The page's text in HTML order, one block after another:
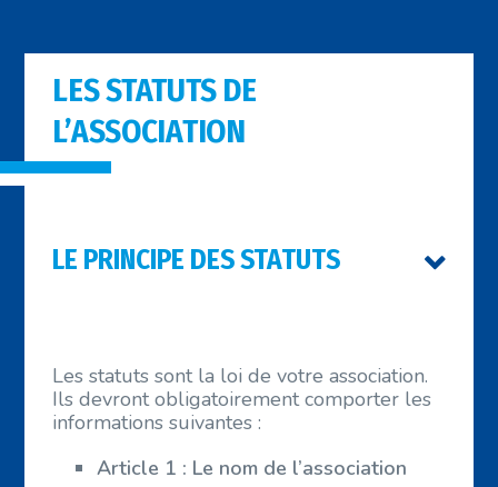
LES STATUTS DE
L’ASSOCIATION
LE PRINCIPE DES STATUTS
Les statuts sont la loi de votre association.
Ils devront obligatoirement comporter les
informations suivantes :
Article 1 : Le nom de l’association